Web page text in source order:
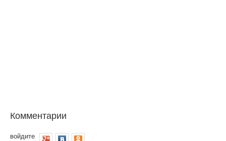
Комментарии
войдите